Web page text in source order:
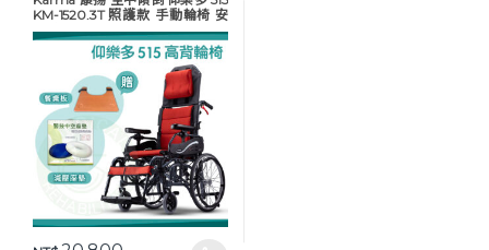
椅
KM-1520.3T 照護款 手動輪椅 安
全重心潛移裝置